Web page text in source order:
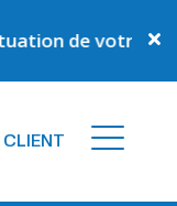
commune –
CLIENT